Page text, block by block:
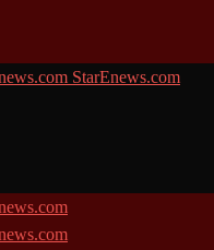
StarEnews.com